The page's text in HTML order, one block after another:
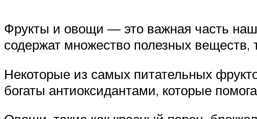
Фрукты и овощи — это важная часть
содержат множество полезных
Некоторые из самых питательных
богаты антиоксидантами, которые